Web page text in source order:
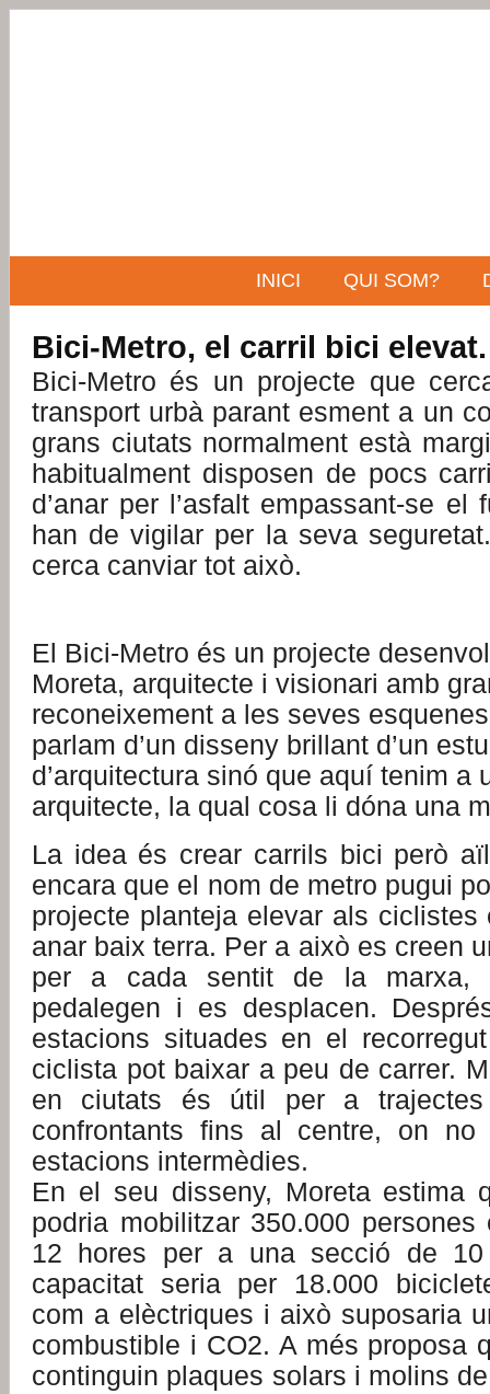
INICI QUI SOM?
Bici-Metro, el carril bici elevat.
Bici-Metro és un projecte que
transport urbà parant esment a un
grans ciutats normalment està
habitualment disposen de pocs
d’anar per l’asfalt empassant-se el
han de vigilar per la seva
cerca canviar tot això.
El Bici-Metro és un projecte
Moreta, arquitecte i visionari amb
reconeixement a les seves
parlam d’un disseny brillant d’un
d’arquitectura sinó que aquí tenim a
arquitecte, la qual cosa li dóna una
La idea és crear carrils bici però
encara que el nom de metro pugui
projecte planteja elevar als ciclistes
anar baix terra. Per a això es creen
per a cada sentit de la marxa,
pedalegen i es desplacen.
estacions situades en el
ciclista pot baixar a peu de carrer.
en ciutats és útil per a
confrontants fins al centre, on no
estacions intermèdies.
En el seu disseny, Moreta estima
podria mobilitzar 350.000
12 hores per a una secció de 10
capacitat seria per 18.000
com a elèctriques i això suposaria
combustible i CO2. A més proposa
continguin plaques solars i molins